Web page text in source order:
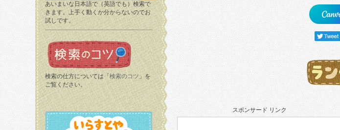
あいまいな日本語で（英語でも）検索で
きます。上手く動くか分からないのでお
試しです。
検索の仕方については「 検索のコツ 」を
ご覧ください。
スポンサード リンク